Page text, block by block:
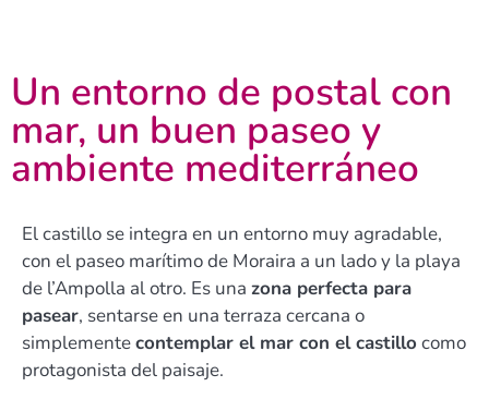
Un entorno de postal con
mar, un buen paseo y
ambiente mediterráneo
El castillo se integra en un entorno muy agradable,
con el paseo marítimo de Moraira a un lado y la playa
de l’Ampolla al otro. Es una zona perfecta para
pasear, sentarse en una terraza cercana o
simplementecontemplar el mar con el castillo como
protagonista del paisaje.​